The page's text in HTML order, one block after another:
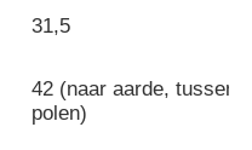
31,5
42 (naar aarde, tussen
polen)